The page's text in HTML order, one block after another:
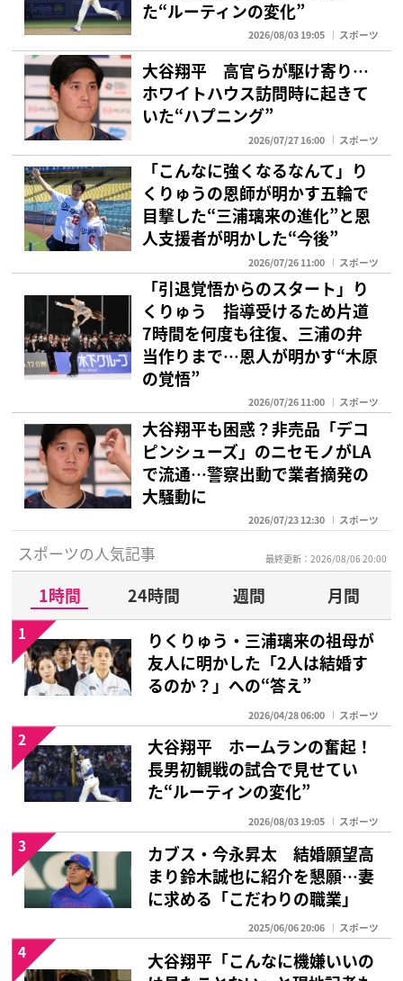
た“ルーティンの変化”
2026/08/03 19:05 スポーツ
大谷翔平 高官らが駆け寄り…
ホワイトハウス訪問時に起きて
いた“ハプニング”
2026/07/27 16:00 スポーツ
「こんなに強くなるなんて」り
くりゅうの恩師が明かす五輪で
目撃した“三浦璃来の進化”と恩
人支援者が明かした“今後”
2026/07/26 11:00 スポーツ
「引退覚悟からのスタート」り
くりゅう 指導受けるため片道
7時間を何度も往復、三浦の弁
当作りまで…恩人が明かす“木原
の覚悟”
2026/07/26 11:00 スポーツ
大谷翔平も困惑？非売品「デコ
ピンシューズ」のニセモノがLA
で流通…警察出動で業者摘発の
大騒動に
2026/07/23 12:30 スポーツ
スポーツの人気記事 最終更新：2026/08/06 20:00
1時間 24時間 週間
月間
りくりゅう・三浦璃来の祖母が
友人に明かした「2人は結婚す
るのか？」への“答え”
2026/04/28 06:00 スポーツ
1
大谷翔平 ホームランの奮起！
長男初観戦の試合で見せてい
た“ルーティンの変化”
2026/08/03 19:05 スポーツ
2
カブス・今永昇太 結婚願望高
まり鈴木誠也に紹介を懇願…妻
に求める「こだわりの職業」
2025/06/06 20:06 スポーツ
3
大谷翔平「こんなに機嫌いいの
4